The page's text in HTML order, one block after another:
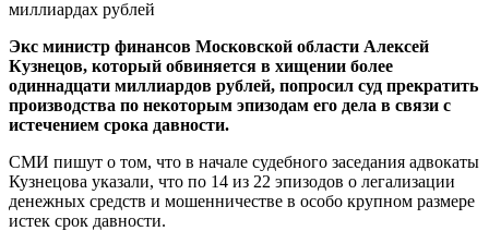
Экс министр финансов Московской области Алексей
Кузнецов, который обвиняется в хищении более
одиннадцати миллиардов рублей, попросил суд прекратить
производства по некоторым эпизодам его дела в связи с
истечением срока давности.
СМИ пишут о том, что в начале судебного заседания адвокаты
Кузнецова указали, что по 14 из 22 эпизодов о легализации
денежных средств и мошенничестве в особо крупном размере
истек срок давности.